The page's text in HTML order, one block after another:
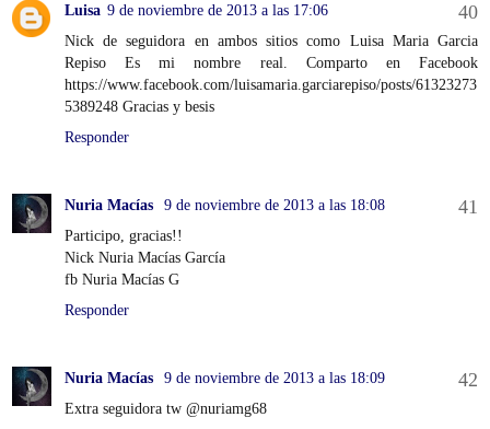
Luisa 9 de noviembre de 2013 a las 17:06
Nick de seguidora en ambos sitios como Luisa Maria Garcia
Repiso Es mi nombre real. Comparto en Facebook
https://www.facebook.com/luisamaria.garciarepiso/posts/61323273
5389248 Gracias y besis
Responder
Nuria Macías
9 de noviembre de 2013 a las 18:08
Participo, gracias!!
Nick Nuria Macías García
fb Nuria Macías G
Responder
Nuria Macías
9 de noviembre de 2013 a las 18:09
Extra seguidora tw @nuriamg68